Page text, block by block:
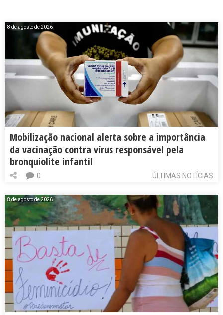
8 de agosto de 2026
Mobilização nacional alerta sobre a importância
da vacinação contra vírus responsável pela
bronquiolite infantil
ÚLTIMAS NOTÍCIAS
0
8 de agosto de 2026